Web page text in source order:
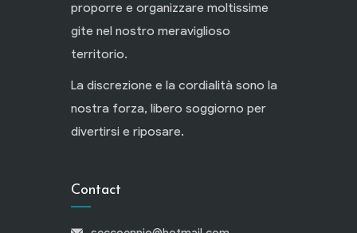
proporre e organizzare moltissime
gite nel nostro meraviglioso
territorio.
La discrezione e la cordialità sono la
nostra forza, libero soggiorno per
divertirsi e riposare.
Contact